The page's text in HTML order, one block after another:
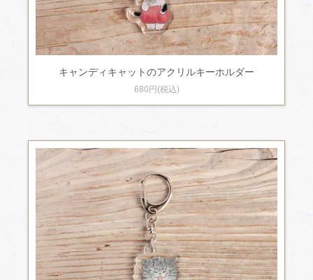
キャンディキャットのアクリルキーホルダー
680円(税込)